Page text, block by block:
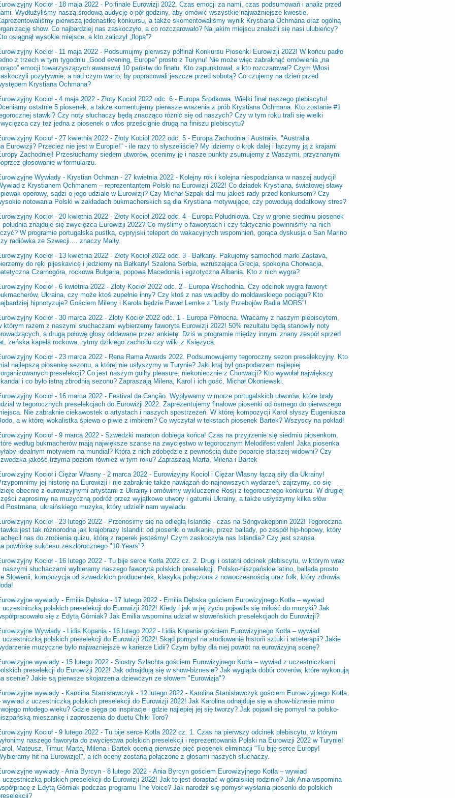
Kocioł - 18 maja 2022 - Po finale Eurowizji 2022. Czas emocji za nami, czas podsumowań i analiz przed
Wydłużyliśmy naszą środową audycję o pół godziny, aby omówić wszystkie najważniejsze kwestie.
pierwszą jedenastkę konkursu, a także skomentowaliśmy wynik Krystiana Ochmana oraz ogólną
show. Co najbardziej nas zaskoczyło, a co rozczarowało? Na jakim miejscu znaleźli się nasi ulubieńcy?
osiągnął wysokie miejsce, a kto zaliczył „flopa”?
Kocioł - 11 maja 2022 - Podsumujmy pierwszy półfinał Konkursu Piosenki Eurowizji 2022! W końcu padło
z trzech w tym tygodniu „Good evening, Europe” prosto z Turynu! Nie może więc zabraknąć omówienia „na
emocji towarzyszących awansowi 10 państw do finału. Kto zapunktował, a kto rozczarował? Czym Włosi
pozytywnie, a nad czym warto, by popracowali jeszcze przed sobotą? Co czujemy na dzień przed
Krystiana Ochmana?
Kocioł - 4 maja 2022 - Złoty Kocioł 2022 odc. 6 - Europa Środkowa. Wielki finał naszego plebiscytu!
ostatnie 5 piosenek, a także komentujemy pierwsze wrażenia z prób Krystiana Ochmana. Kto zostanie #1
stawki? Czy noty słuchaczy będą znacząco różnić się od naszych? Czy w tym roku trafi się wielki
czy też jedna z piosenek o włos prześcignie drugą na finiszu plebiscytu?
Kocioł - 27 kwietnia 2022 - Złoty Kocioł 2022 odc. 5 - Europa Zachodnia i Australia. "Australia
Eurowizji? Przecież nie jest w Europie!" - ile razy to słyszeliście? My idziemy o krok dalej i łączymy ją z krajami
Zachodniej! Przesłuchamy siedem utworów, ocenimy je i nasze punkty zsumujemy z Waszymi, przyznanymi
głosowanie w formularzu.
Wywiady - Krystian Ochman - 27 kwietnia 2022 - Kolejny rok i kolejna niespodzianka w naszej audycji!
z Krystianem Ochmanem – reprezentantem Polski na Eurowizji 2022! Co dziadek Krystiana, światowej sławy
operowy, sądzi o jego udziale w Eurowizji? Czy Michał Szpak dał mu jakieś rady przed konkursem? Czy
notowania Polski w zakładach bukmacherskich są dla Krystiana motywujące, czy powodują dodatkowy stres?
Kocioł - 20 kwietnia 2022 - Złoty Kocioł 2022 odc. 4 - Europa Południowa. Czy w gronie siedmiu piosenek
południa znajduje się zwycięzca Eurowizji 2022? Co myślimy o faworytach i czy faktycznie powinniśmy na nich
W programie portugalska pustka, cypryjski teleport do wakacyjnych wspomnień, gorąca dyskusja o San Marino
radiówka ze Szwecji.... znaczy Malty.
Kocioł - 13 kwietnia 2022 - Złoty Kocioł 2022 odc. 3 - Bałkany. Pakujemy samochód marki Zastava,
do ręki pljeskavicę i jedziemy na Bałkany! Szalona Serbia, wzruszająca Grecja, spokojna Chorwacja,
Czarnogóra, rockowa Bułgaria, popowa Macedonia i egzotyczna Albania. Kto z nich wygra?
Kocioł - 6 kwietnia 2022 - Złoty Kocioł 2022 odc. 2 - Europa Wschodnia. Czy odcinek wygra faworyt
Ukraina, czy może ktoś zupełnie inny? Czy ktoś z nas wsiadłby do mołdawskiego pociągu? Kto
hipnotyzuje? Gościem Mileny i Karola będzie Paweł Lemke z "Listy Przebojów Radia MORS"!
Kocioł - 30 marca 2022 - Złoty Kocioł 2022 odc. 1 - Europa Północna. Wracamy z naszym plebiscytem,
którym razem z naszymi słuchaczami wybierzemy faworyta Eurowizji 2022! 50% rezultatu będą stanowiły noty
a drugą połowę głosy oddawane przez ankietę. Dziś w programie między innymi znany zespół sprzed
żeńska kapela rockowa, rytmy dzikiego zachodu czy wilki z Księżyca.
Kocioł - 23 marca 2022 - Rena Rama Awards 2022. Podsumowujemy tegoroczny sezon preselekcyjny. Kto
najlepszą piosenkę sezonu, a której nie usłyszymy w Turynie? Jaki kraj był gospodarzem najlepiej
preselekcji? Co jest naszym guilty pleasure, niekoniecznie z Chorwacji? Kto wywołał największy
i co było istną zbrodnią sezonu? Zapraszają Milena, Karol i ich gość, Michał Okoniewski.
Kocioł - 16 marca 2022 - Festival da Canção. Wypływamy w morze portugalskich utworów, które brały
w tegorocznych preselekcjach do Eurowizji 2022. Zaprezentujemy finałowe piosenki od ósmego do pierwszego
Nie zabraknie ciekawostek o artystach i naszych spostrzeżeń. W której kompozycji Karol słyszy Eugeniusza
a w której wokalistka śpiewa o piwie z imbirem? Co wyczytał w tekstach piosenek Bartek? Wszyscy na pokład!
Kocioł - 9 marca 2022 - Szwedzki maraton dobiega końca! Czas na przyjrzenie się siedmiu piosenkom,
według bukmacherów mają największe szanse na zwycięstwo w tegorocznym Melodifestivalen! Jaka piosenka
idealnym motywem na mundial? Która z nich zdobędzie z pewnością duże poparcie starszej widowni? Czy
jakość trzyma poziom również w tym roku? Zapraszają Marta, Milena i Bartek
Kocioł i Ciężar Własny - 2 marca 2022 - Eurowizyjny Kocioł i Ciężar Własny łączą siły dla Ukrainy!
jej historię na Eurowizji i nie zabraknie także nawiązań do najnowszych wydarzeń, zajrzymy, co się
obecnie z eurowizyjnymi artystami z Ukrainy i omówimy wykluczenie Rosji z tegorocznego konkursu. W drugiej
zaprosimy na muzyczną podróż przez wyjątkowe utwory i gatunki Ukrainy, a także usłyszymy kilka słów
Postmana, ukraińskiego muzyka, który udzielił nam wywiadu.
Kocioł - 23 lutego 2022 - Przenosimy się na odległą Islandię - czas na Söngvakeppnin 2022! Tegoroczna
jest tak różnorodna jak krajobrazy Islandii: od piosenki o wulkanie, przez ballady, po zespół hip-hopowy, który
nas do zrobienia quizu, którą z raperek jesteśmy! Czym zaskoczyła nas Islandia? Czy jest szansa
powtórkę sukcesu zeszłorocznego "10 Years"?
Kocioł - 16 lutego 2022 - Tu bije serce Kotła 2022 cz. 2. Drugi i ostatni odcinek plebiscytu, w którym wraz
naszymi słuchaczami wybieramy naszego faworyta polskich preselekcji. Polsko-hiszpańskie latino, ballada prosto
Słowenii, kompozycja od szwedzkich producentek, klasyka połączona z nowoczesnością oraz folk, który zdrowia
wywiady - Emilia Dębska - 17 lutego 2022 - Emilia Dębska gościem Eurowizyjnego Kotła – wywiad
uczestniczką polskich preselekcji do Eurowizji 2022! Kiedy i jak w jej życiu pojawiła się miłość do muzyki? Jak
się z Edytą Górniak? Jak Emilia wspomina udział w słoweńskich preselekcjach do Eurowizji?
Wywiady - Lidia Kopania - 16 lutego 2022 - Lidia Kopania gościem Eurowizyjnego Kotła – wywiad
uczestniczką polskich preselekcji do Eurowizji 2022! Skąd pomysł na studiowanie historii sztuki i arteterapii? Jakie
muzyczne było najważniejsze w karierze Lidii? Czym byłby dla niej powrót na eurowizyjną scenę?
wywiady - 15 lutego 2022 - Siostry Szlachta gościem Eurowizyjnego Kotła – wywiad z uczestniczkami
preselekcji do Eurowizji 2022! Jak odnajdują się w show-biznesie? Jak wygląda dobór coverów, które wykonują
scenie? Jakie są pierwsze skojarzenia dziewczyn ze słowem "Eurowizja"?
wywiady - Karolina Stanisławczyk - 12 lutego 2022 - Karolina Stanisławczyk gościem Eurowizyjnego Kotła
wywiad z uczestniczką polskich preselekcji do Eurowizji 2022! Jak Karolina odnajduje się w show-biznesie mimo
młodego wieku? Gdzie sięga po inspiracje i gdzie najlepiej jej się tworzy? Jak pojawił się pomysł na polsko-
mieszankę i zaproszenia do duetu Chiki Toro?
Kocioł - 9 lutego 2022 - Tu bije serce Kotła 2022 cz. 1. Czas na pierwszy odcinek plebiscytu, w którym
naszego faworyta do zwycięstwa polskich preselekcji i reprezentowania Polski na Eurowizji 2022 w Turynie!
Mateusz, Timur, Marta, Milena i Bartek ocenią pierwsze pięć piosenek eliminacji "Tu bije serce Europy!
hit na Eurowizję!", a ich oceny zostaną połączone z głosami naszych słuchaczy.
wywiady - Ania Byrcyn - 8 lutego 2022 - Ania Byrcyn gościem Eurowizyjnego Kotła – wywiad
uczestniczką polskich preselekcji do Eurowizji 2022! Jak to jest dorastać w góralskiej rodzinie? Jak Ania wspomina
z Edytą Górniak podczas programu The Voice? Jak narodził się pomysł wysłania piosenki do polskich